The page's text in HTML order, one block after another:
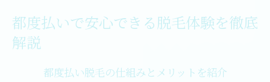
都度払いで安心できる脱毛体験を徹底
解説
都度払い脱毛の仕組みとメリットを紹介